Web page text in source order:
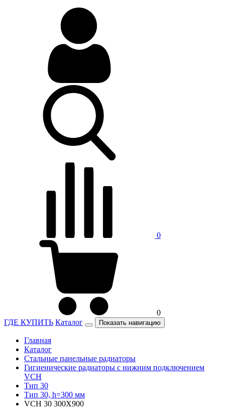
0
0
ГДЕ КУПИТЬ Каталог Показать навигацию
Главная
Каталог
Стальные панельные радиаторы
Гигиенические радиаторы c нижним подключением
VCH
Тип 30
Тип 30, h=300 мм
VCH 30 300X900